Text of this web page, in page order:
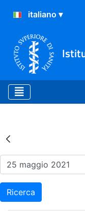
Risultati
Ricerca